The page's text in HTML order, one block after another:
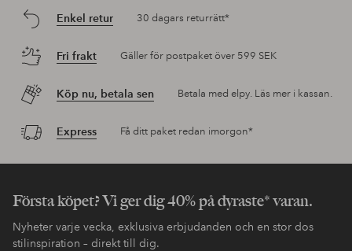
Enkel retur 30 dagars returrätt*
Fri frakt Gäller för postpaket över 599 SEK
Köp nu, betala sen Betala med elpy. Läs mer i kassan.
Express Få ditt paket redan imorgon*
Första köpet? Vi ger dig 40% på dyraste* varan.
Nyheter varje vecka, exklusiva erbjudanden och en stor dos
stilinspiration – direkt till dig.